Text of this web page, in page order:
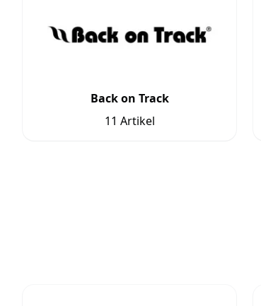
Back on Track
11 Artikel